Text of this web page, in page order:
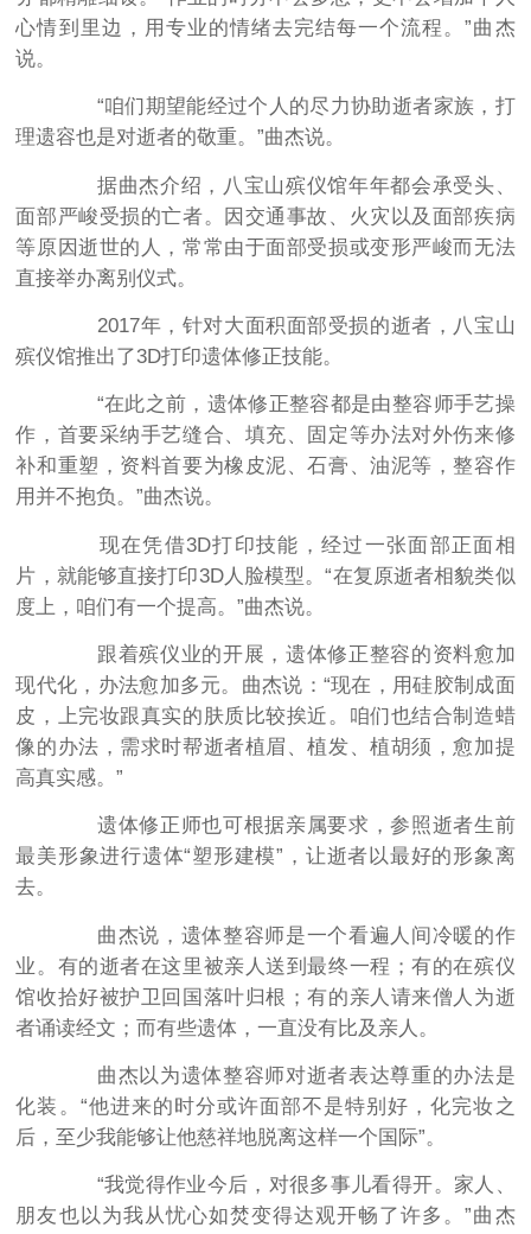
心情到里边，用专业的情绪去完结每一个流程。”曲杰
说。
“咱们期望能经过个人的尽力协助逝者家族，打
理遗容也是对逝者的敬重。”曲杰说。
据曲杰介绍，八宝山殡仪馆年年都会承受头、
面部严峻受损的亡者。因交通事故、火灾以及面部疾病
等原因逝世的人，常常由于面部受损或变形严峻而无法
直接举办离别仪式。
2017年，针对大面积面部受损的逝者，八宝山
殡仪馆推出了3D打印遗体修正技能。
“在此之前，遗体修正整容都是由整容师手艺操
作，首要采纳手艺缝合、填充、固定等办法对外伤来修
补和重塑，资料首要为橡皮泥、石膏、油泥等，整容作
用并不抱负。”曲杰说。
现在凭借3D打印技能，经过一张面部正面相
片，就能够直接打印3D人脸模型。“在复原逝者相貌类似
度上，咱们有一个提高。”曲杰说。
跟着殡仪业的开展，遗体修正整容的资料愈加
现代化，办法愈加多元。曲杰说：“现在，用硅胶制成面
皮，上完妆跟真实的肤质比较挨近。咱们也结合制造蜡
像的办法，需求时帮逝者植眉、植发、植胡须，愈加提
高真实感。”
遗体修正师也可根据亲属要求，参照逝者生前
最美形象进行遗体“塑形建模”，让逝者以最好的形象离
去。
曲杰说，遗体整容师是一个看遍人间冷暖的作
业。有的逝者在这里被亲人送到最终一程；有的在殡仪
馆收拾好被护卫回国落叶归根；有的亲人请来僧人为逝
者诵读经文；而有些遗体，一直没有比及亲人。
曲杰以为遗体整容师对逝者表达尊重的办法是
化装。“他进来的时分或许面部不是特别好，化完妆之
后，至少我能够让他慈祥地脱离这样一个国际”。
“我觉得作业今后，对很多事儿看得开。家人、
朋友也以为我从忧心如焚变得达观开畅了许多。”曲杰